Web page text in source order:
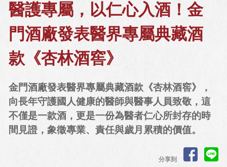
醫護專屬，以仁心入酒！金
門酒廠發表醫界專屬典藏酒
款《杏林酒窖》
金門酒廠發表醫界專屬典藏酒款《杏林酒窖》，
向長年守護國人健康的醫師與醫事人員致敬，這
不僅是一款酒，更是一份為醫者仁心所封存的時
間見證，象徵專業、責任與歲月累積的價值。
分享到